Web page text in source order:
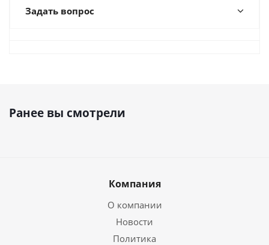
Задать вопрос
Ранее вы смотрели
Компания
О компании
Новости
Политика